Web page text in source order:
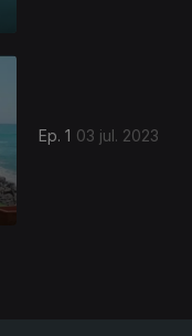
Ep. 1 03 jul. 2023